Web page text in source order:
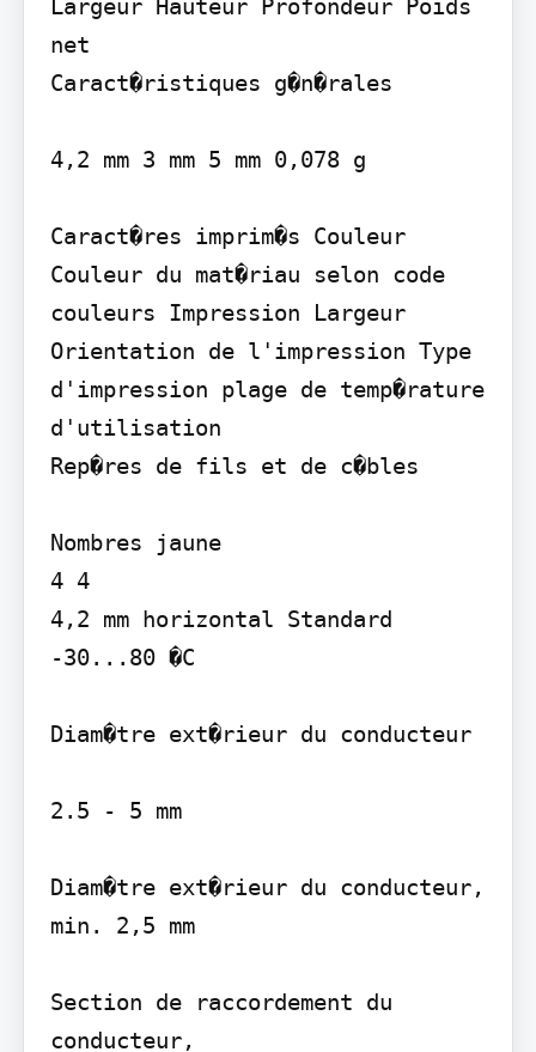
Largeur Hauteur Profondeur Poids
net
Caract�ristiques g�n�rales
4,2 mm 3 mm 5 mm 0,078 g
Caract�res imprim�s Couleur
Couleur du mat�riau selon code
couleurs Impression Largeur
Orientation de l'impression Type
d'impression plage de temp�rature
d'utilisation
Rep�res de fils et de c�bles
Nombres jaune
4 4
4,2 mm horizontal Standard
-30...80 �C
Diam�tre ext�rieur du conducteur
2.5 - 5 mm
Diam�tre ext�rieur du conducteur,
min. 2,5 mm
Section de raccordement du